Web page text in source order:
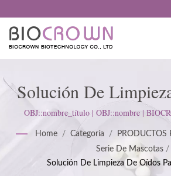
Solución De
Para Mascotas
Fabricante De
Cuidado De La Piel
OBJ::nombre_título | OBJ::nombre |
desarrollo de productos para el cuidado de la
ISO22716 y las Buenas Prácticas de
una actitud estricta para satisfacer las
Home / Categoría / PRODUCTOS
Serie De Mascotas /
Solución De Limpieza De Oídos